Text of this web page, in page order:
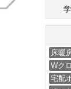
床暖
Wク
宅配